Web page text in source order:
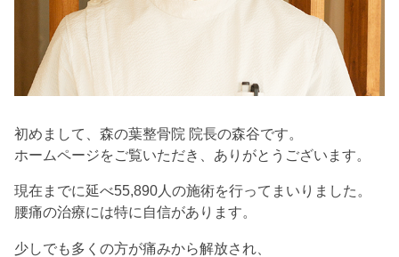
初めまして、森の葉整骨院 院長の森谷です。
ホームページをご覧いただき、ありがとうございます。
現在までに延べ55,890人の施術を行ってまいりました。
腰痛の治療には特に自信があります。
少しでも多くの方が痛みから解放され、